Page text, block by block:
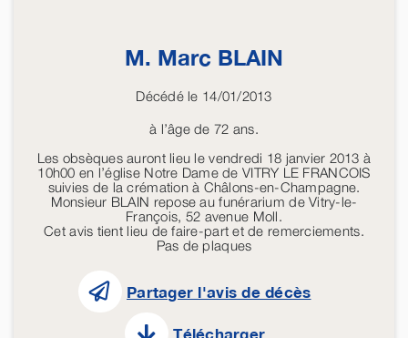
M. Marc BLAIN
Décédé le 14/01/2013
à l’âge de 72 ans.
Les obsèques auront lieu le vendredi 18 janvier 2013 à
10h00 en l’église Notre Dame de VITRY LE FRANCOIS
suivies de la crémation à Châlons-en-Champagne.
Monsieur BLAIN repose au funérarium de Vitry-le-
François, 52 avenue Moll.
Cet avis tient lieu de faire-part et de remerciements.
Pas de plaques
Partager l'avis de décès
Télécharger